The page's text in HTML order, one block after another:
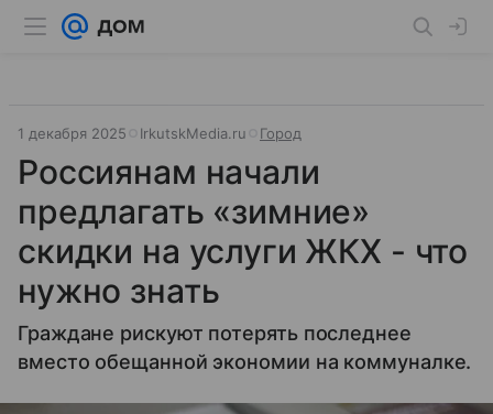
1 декабря 2025 IrkutskMedia.ru Город
Россиянам начали
предлагать «зимние»
скидки на услуги ЖКХ - что
нужно знать
Граждане рискуют потерять последнее
вместо обещанной экономии на коммуналке.